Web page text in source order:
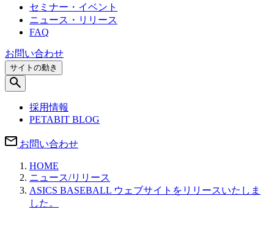
セミナー・イベント
ニュース・リリース
FAQ
お問い合わせ
サイトの動き
採用情報
PETABIT BLOG
お問い合わせ
HOME
ニュース/リリース
ASICS BASEBALL ウェブサイトをリリースいたしま
した。